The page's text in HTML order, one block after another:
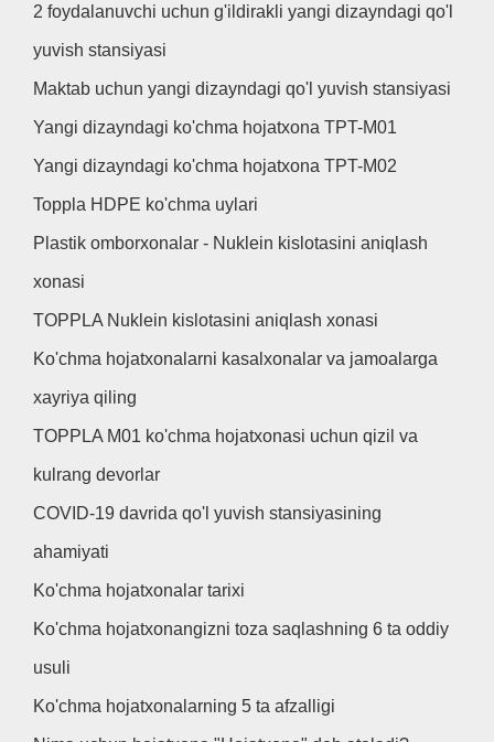
2 foydalanuvchi uchun g'ildirakli yangi dizayndagi qo'l
yuvish stansiyasi
Maktab uchun yangi dizayndagi qo'l yuvish stansiyasi
Yangi dizayndagi ko'chma hojatxona TPT-M01
Yangi dizayndagi ko'chma hojatxona TPT-M02
Toppla HDPE ko'chma uylari
Plastik omborxonalar - Nuklein kislotasini aniqlash
xonasi
TOPPLA Nuklein kislotasini aniqlash xonasi
Ko'chma hojatxonalarni kasalxonalar va jamoalarga
xayriya qiling
TOPPLA M01 ko'chma hojatxonasi uchun qizil va
kulrang devorlar
COVID-19 davrida qo'l yuvish stansiyasining
ahamiyati
Ko'chma hojatxonalar tarixi
Ko'chma hojatxonangizni toza saqlashning 6 ta oddiy
usuli
Ko'chma hojatxonalarning 5 ta afzalligi